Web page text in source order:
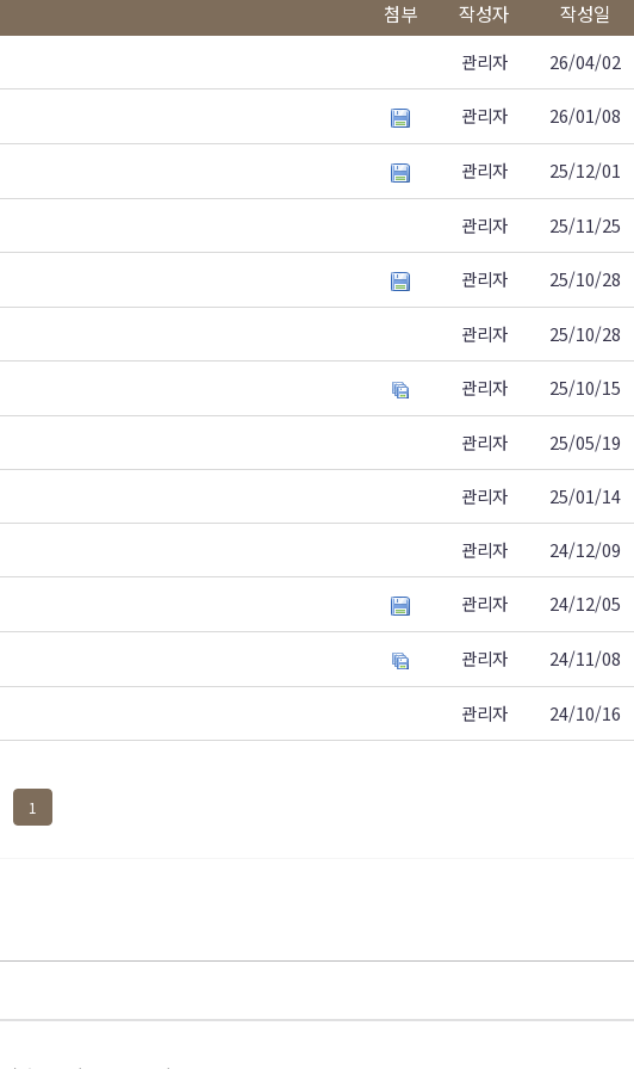
첨부 작성자 작성일
관리자 26/04/02
관리자 26/01/08
관리자 25/12/01
관리자 25/11/25
관리자 25/10/28
관리자 25/10/28
관리자 25/10/15
관리자 25/05/19
관리자 25/01/14
관리자 24/12/09
관리자 24/12/05
관리자 24/11/08
관리자 24/10/16
1